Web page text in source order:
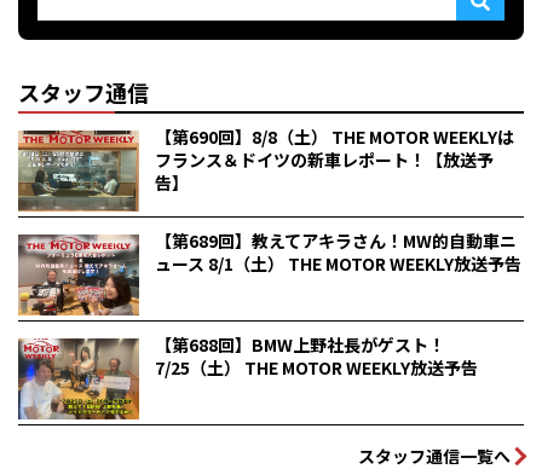
スタッフ通信
【第690回】8/8（土） THE MOTOR WEEKLYは
フランス＆ドイツの新車レポート！【放送予
告】
【第689回】教えてアキラさん！MW的自動車ニ
ュース 8/1（土） THE MOTOR WEEKLY放送予告
【第688回】BMW上野社長がゲスト！
7/25（土） THE MOTOR WEEKLY放送予告
スタッフ通信一覧へ